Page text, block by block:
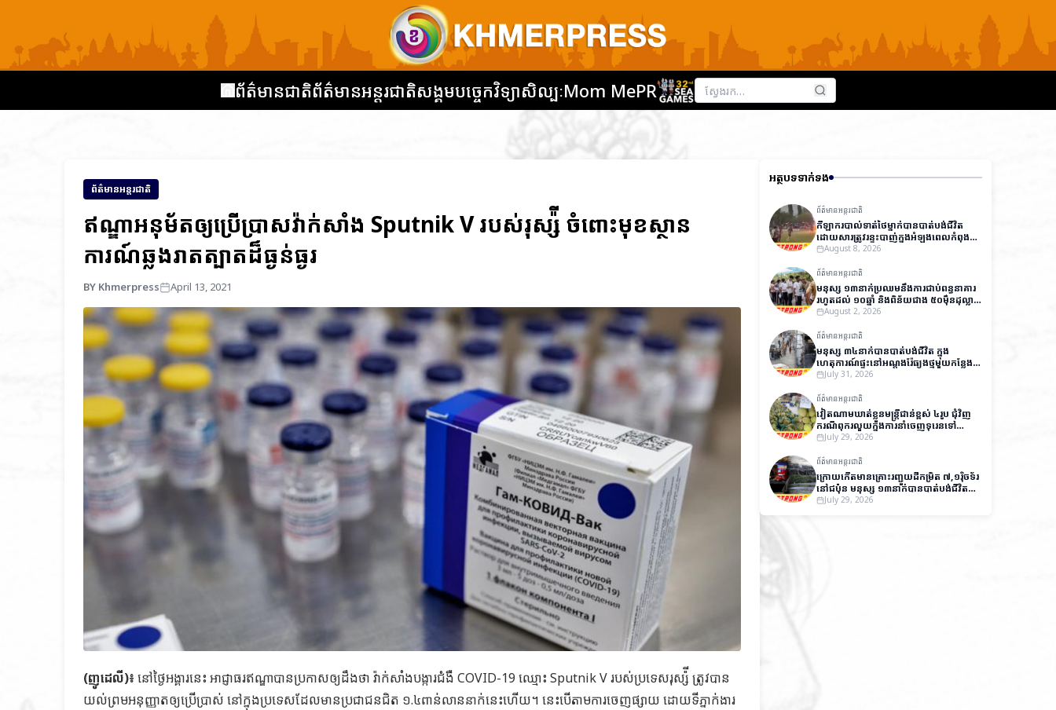
ព័ត៌មានជាតិព័ត៌មានអន្តរជាតិសង្គមបច្ចេកវិទ្យាសិល្បៈMom MePR
ព័ត៌មានអន្តរជាតិ
ឥណ្ឌាអនុម័តឲ្យប្រើប្រាសវ៉ាក់សាំង Sputnik V របស់រុស្ស៉ី ចំពោះមុខស្ថាន
ការណ៍ឆ្លងរាតត្បាតដ៏ធ្ងន់ធ្ងរ
BY Khmerpress April 13, 2021
(ញូដេលី)៖ នៅថ្ងៃអង្គារនេះ អាជ្ញាធរឥណ្ឌាបានប្រកាសឲ្យដឹងថា វ៉ាក់សាំងបង្ការជំងឺ COVID-19 ឈ្មោះ Sputnik V របស់ប្រទេសរុស្ស៉ី ត្រូវបាន
យល់ព្រមអនុញ្ញាតឲ្យប្រើប្រាស់ នៅក្នុងប្រទេសដែលមានប្រជាជនជិត ១.៤ពាន់លាននាក់នេះហើយ។ នេះបើតាមការចេញផ្សាយ ដោយទីភ្នាក់ងារ
អត្ថបទទាក់ទង
ព័ត៌មានអន្តរជាតិ
កីឡាករបាល់ទាត់ថៃម្នាក់បានបាត់បង់ជីវិត
ដោយសារត្រូវរន្ទះបាញ់ក្នុងអំឡុងពេលកំពុង
ប្រកួត ខណៈកីឡាករ ១២នាក់ផ្សេងទៀត
August 8, 2026
ព័ត៌មានអន្តរជាតិ
មនុស្ស ១៣នាក់ប្រឈមនឹងការជាប់ពន្ធនាគារ
រហូតដល់ ១០ឆ្នាំ និងពិន័យជាង ៥០ម៉ឺនដុល្លារ
ក្នុងសំណុំរឿងធ្វើឱ្យបែកធ្លាយវិញ្ញាសារប្រលង
August 2, 2026
ព័ត៌មានអន្តរជាតិ
មនុស្ស ៣៤នាក់បានបាត់បង់ជីវិត ក្នុង
ហេតុការណ៍ផ្ទុះនៅអណ្តូងរ៉ែធ្យូងថ្មមួយកន្លែង
នៅប៉ាគីស្ថាន
July 31, 2026
ព័ត៌មានអន្តរជាតិ
វៀតណាមឃាត់ខ្លួនមន្ត្រីជាន់ខ្ពស់ ៤រូប ជុំវិញ
ករណីពុករលួយក្នុងការនាំចេញទុរេនទៅ
ប្រទេសចិន
July 29, 2026
ព័ត៌មានអន្តរជាតិ
ក្រោយកើតមានគ្រោះរញ្ជួយដីកម្រិត ៧,១រ៉ិចទ័រ
នៅជប៉ុន មនុស្ស ១៣នាក់បានបាត់បង់ជីវិត
និងមួយចំនួនកំពុងបាត់ខ្លួន
July 29, 2026